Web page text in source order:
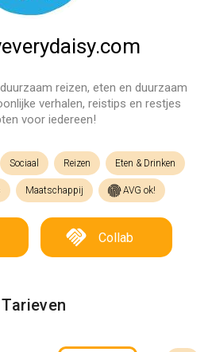
reizen, eten en duurzaam
verhalen, reistips en restjes
voor iedereen!
Sociaal Reizen Eten & Drinken
Maatschappij AVG ok!
Collab
Tarieven